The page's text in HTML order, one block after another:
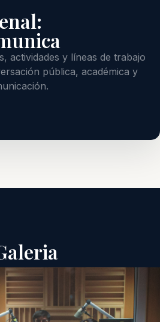
actividades y líneas de trabajo
pública, académica y